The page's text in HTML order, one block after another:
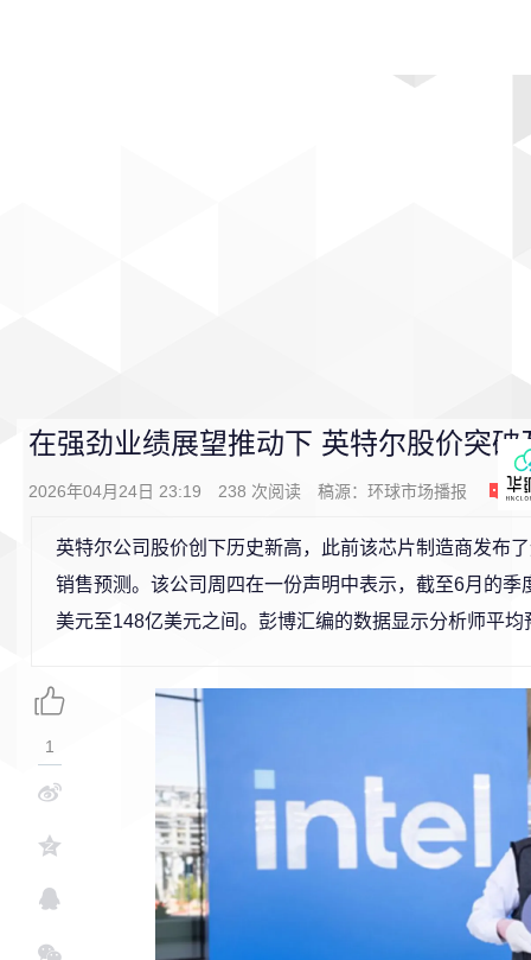
在强劲业绩展望推动下 英特尔股价突
2026年04月24日 23:19 238 次阅读 稿源： 环球市场播报 0
英特尔公司股价创下历史新高，此前该芯片制造商发布
销售预测。该公司周四在一份声明中表示，截至6月的季
美元至148亿美元之间。彭博汇编的数据显示分析师平
1